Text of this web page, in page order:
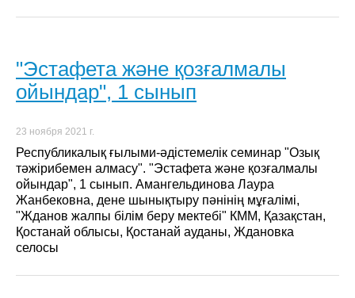
"Эстафета және қозғалмалы
ойындар", 1 сынып
23 ноября 2021 г.
Республикалық ғылыми-әдістемелік семинар "Озық
тәжірибемен алмасу". "Эстафета және қозғалмалы
ойындар", 1 сынып. Амангельдинова Лаура
Жанбековна, дене шынықтыру пәнінің мұғалімі,
"Жданов жалпы білім беру мектебі" КММ, Қазақстан,
Қостанай облысы, Қостанай ауданы, Ждановка
селосы